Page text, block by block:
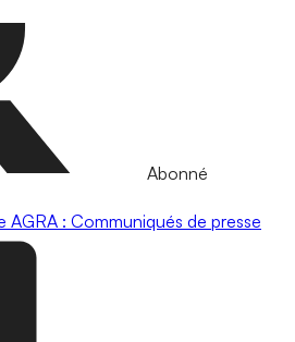
Abonné
AGRA : Communiqués de presse